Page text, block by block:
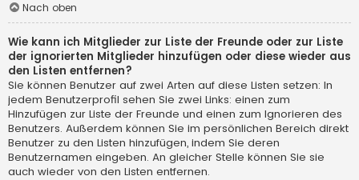
Nach oben
Wie kann ich Mitglieder zur Liste der Freunde oder zur Liste
der ignorierten Mitglieder hinzufügen oder diese wieder aus
den Listen entfernen?
Sie können Benutzer auf zwei Arten auf diese Listen setzen: In
jedem Benutzerprofil sehen Sie zwei Links: einen zum
Hinzufügen zur Liste der Freunde und einen zum Ignorieren des
Benutzers. Außerdem können Sie im persönlichen Bereich direkt
Benutzer zu den Listen hinzufügen, indem Sie deren
Benutzernamen eingeben. An gleicher Stelle können Sie sie
auch wieder von den Listen entfernen.